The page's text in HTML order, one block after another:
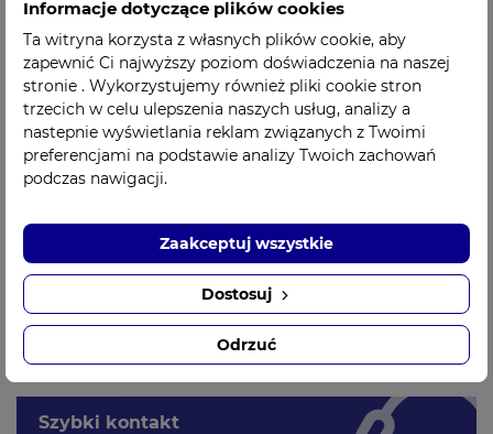
Szybki kontakt
Pilot zdalnego
sterowania do
Plus Trainer II ZOLL
789,00 zł
MAX430S NEW ZOLL
Cena739,00 zł
Informacje dotyczące plików cookies
Ta witryna korzysta z własnych plików cookie, aby
zapewnić Ci najwyższy poziom doświadczenia na naszej
stronie . Wykorzystujemy również pliki cookie stron
trzecich w celu ulepszenia naszych usług, analizy a
nastepnie wyświetlania reklam związanych z Twoimi
preferencjami na podstawie analizy Twoich zachowań
podczas nawigacji.
Odrzuć
Dostosuj
Zaakceptuj wszystkie